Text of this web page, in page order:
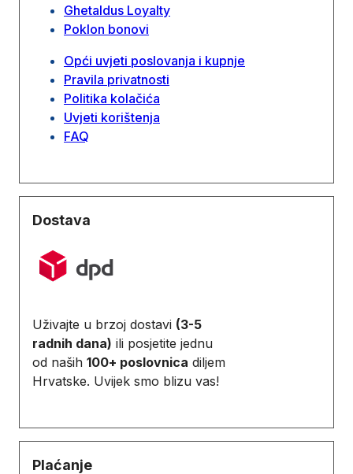
Ghetaldus Loyalty
Poklon bonovi
Opći uvjeti poslovanja i kupnje
Pravila privatnosti
Politika kolačića
Uvjeti korištenja
FAQ
Dostava
Uživajte u brzoj dostavi (3-5
radnih dana) ili posjetite jednu
od naših 100+ poslovnica diljem
Hrvatske. Uvijek smo blizu vas!
Plaćanje